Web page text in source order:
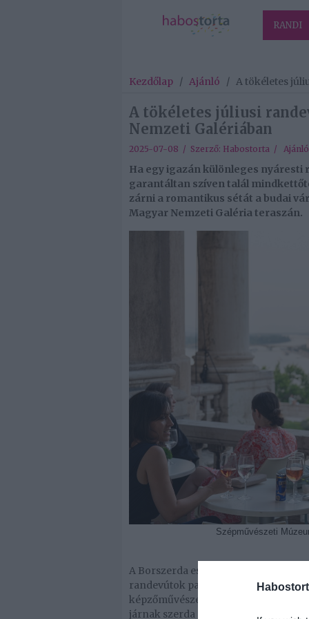
RANDI
Kezdőlap / Ajánló / A tökéletes
A tökéletes júliusi
Nemzeti Galériában
2025-07-08 / Szerző: Habostorta / Ajánló
Ha egy igazán különleges
garantáltan szíven talál
zárni a romantikus sétát a budai
Magyar Nemzeti Galéria teraszán.
Szépművészeti
A Borszerda esteken minden korty
randevútok palettájára. Fehér vagy
képzőművészet mindig nyerő páros,
járnak szerda esténként júliusban,